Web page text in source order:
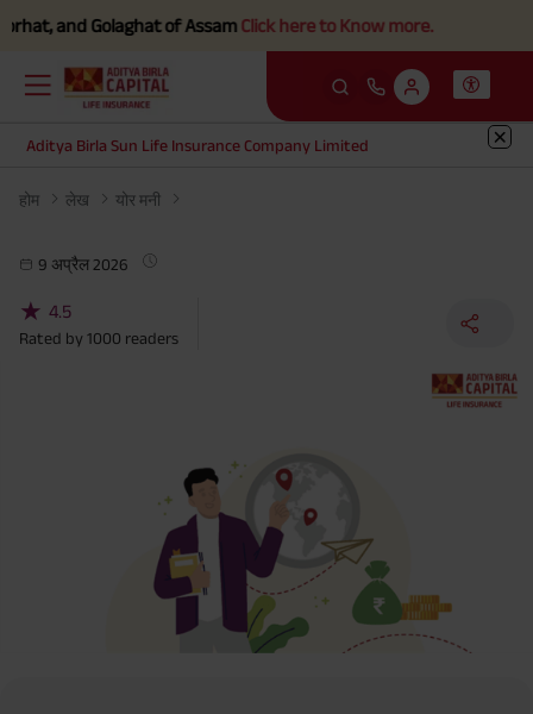
and Golaghat of AssamClick here to Know more.
Aditya Birla Sun Life Insurance Company Limited
होम लेख योर मनी
9 अप्रैल 2026
★ 4.5
Rated by 1000 readers